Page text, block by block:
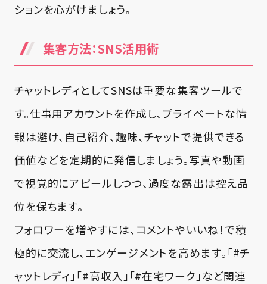
ションを心がけましょう。
集客方法：SNS活用術
チャットレディとしてSNSは重要な集客ツールで
す。仕事用アカウントを作成し、プライベートな情
報は避け、自己紹介、趣味、チャットで提供できる
価値などを定期的に発信しましょう。写真や動画
で視覚的にアピールしつつ、過度な露出は控え品
位を保ちます。
フォロワーを増やすには、コメントやいいね！で積
極的に交流し、エンゲージメントを高めます。「#チ
ャットレディ」「#高収入」「#在宅ワーク」など関連